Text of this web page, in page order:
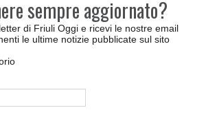
sempre aggiornato?
di Friuli Oggi e ricevi le nostre email
le ultime notizie pubblicate sul sito